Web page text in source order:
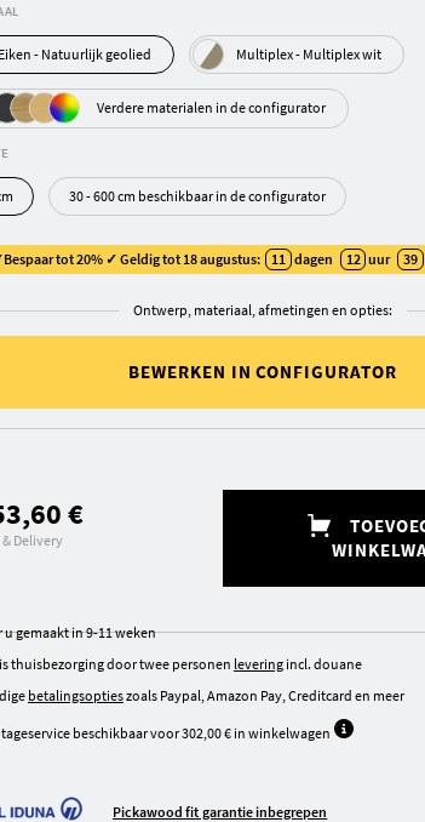
Eiken - Natuurlijk geolied Multiplex - Multiplex wit
Verdere materialen in de configurator
30 - 600 cm beschikbaar in de configurator
tot 20% ✓ Geldig tot 18 augustus: 11 dagen 12 uur 39
Ontwerp, materiaal, afmetingen en opties:
BEWERKEN IN CONFIGURATOR
€
& Delivery
u gemaakt in 9-11 weken
thuisbezorging door twee personen levering incl. douane
betalingsoptieszoals Paypal, Amazon Pay, Creditcard en meer
beschikbaar voor 302,00 € in winkelwagen
Pickawood fit garantie inbegrepen